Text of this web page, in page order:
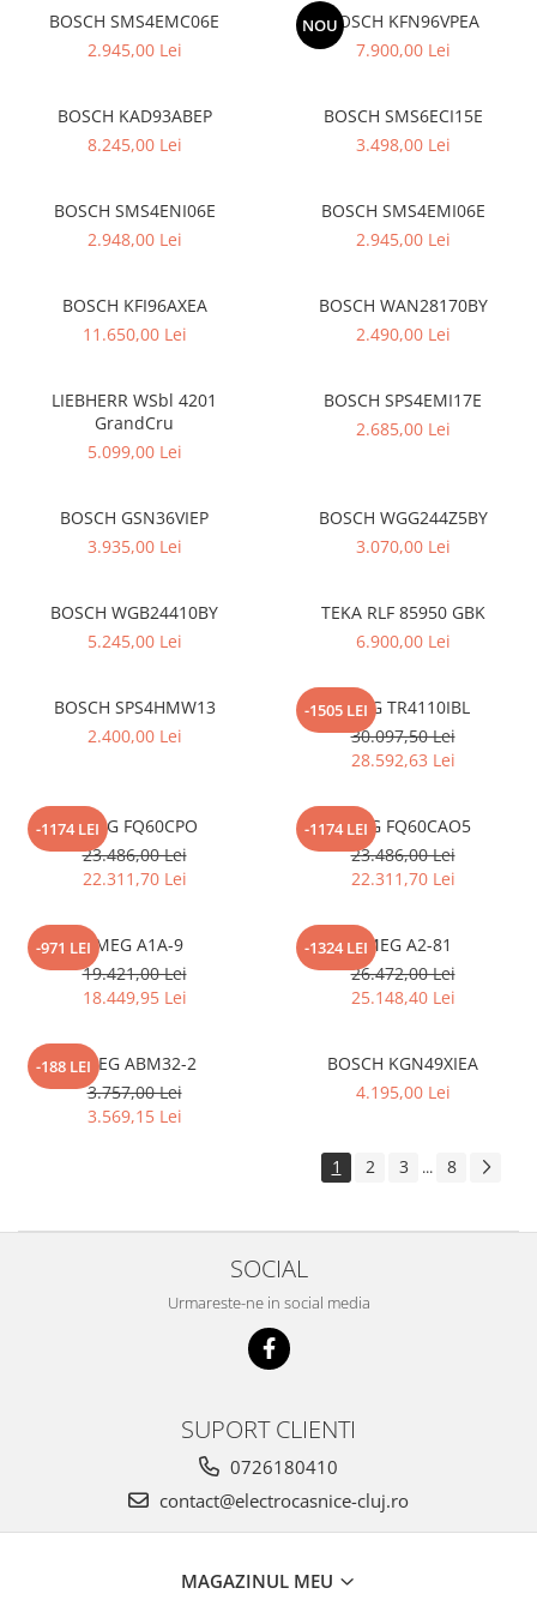
Hote cu montare in blat
Hote cu montare pe colt
Hote tip insula
Incorporate
Masini de spalat vase
Complet incorporabile
Plite
Domino( seturi modulare)
Plite cu hota integrata
Masini de spalat rufe cu uscator
Masini de spalat rufe slim
Uscatoare de rufe
Vitrine frigorifice si minibaruri
BOSCH SMS4EMC06E
2.945,00 Lei
NOUBOSCH KFN96VPEA
7.900,00 Lei
BOSCH KAD93ABEP
8.245,00 Lei
BOSCH SMS6ECI15E
3.498,00 Lei
BOSCH SMS4ENI06E
2.948,00 Lei
BOSCH SMS4EMI06E
2.945,00 Lei
BOSCH KFI96AXEA
11.650,00 Lei
BOSCH WAN28170BY
2.490,00 Lei
LIEBHERR WSbl 4201
GrandCru
5.099,00 Lei
BOSCH SPS4EMI17E
2.685,00 Lei
BOSCH GSN36VIEP
3.935,00 Lei
BOSCH WGG244Z5BY
3.070,00 Lei
BOSCH WGB24410BY
5.245,00 Lei
TEKA RLF 85950 GBK
6.900,00 Lei
BOSCH SPS4HMW13
2.400,00 Lei
-1505 LEISMEG TR4110IBL
30.097,50 Lei
28.592,63 Lei
-1174 LEISMEG FQ60CPO
23.486,00 Lei
22.311,70 Lei
-1174 LEISMEG FQ60CAO5
23.486,00 Lei
22.311,70 Lei
-971 LEISMEG A1A-9
19.421,00 Lei
18.449,95 Lei
-1324 LEISMEG A2-81
26.472,00 Lei
25.148,40 Lei
-188 LEISMEG ABM32-2
3.757,00 Lei
3.569,15 Lei
BOSCH KGN49XIEA
4.195,00 Lei
1 2 3 ... 8
SOCIAL
Urmareste-ne in social media
SUPORT CLIENTI
0726180410
contact@electrocasnice-cluj.ro
MAGAZINUL MEU